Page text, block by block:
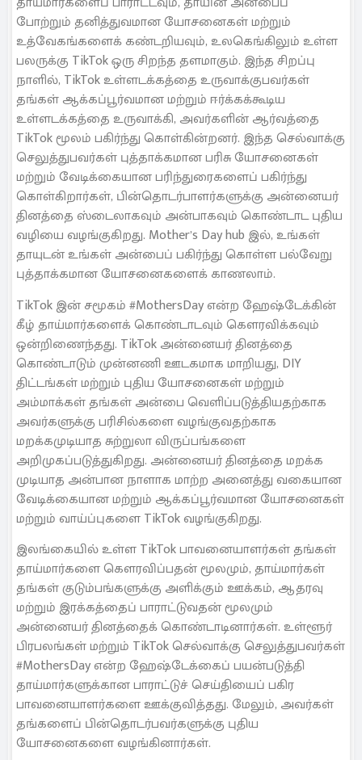
போற்றும் தனித்துவமான யோசனைகள் மற்றும்
உத்வேகங்களைக் கண்டறியவும், உலகெங்கிலும் உள்ள
பலருக்கு TikTok ஒரு சிறந்த தளமாகும். இந்த சிறப்பு
நாளில், TikTok உள்ளடக்கத்தை உருவாக்குபவர்கள்
தங்கள் ஆக்கப்பூர்வமான மற்றும் ஈர்க்கக்கூடிய
உள்ளடக்கத்தை உருவாக்கி, அவர்களின் ஆர்வத்தை
TikTok மூலம் பகிர்ந்து கொள்கின்றனர். இந்த செல்வாக்கு
செலுத்துபவர்கள் புத்தாக்கமான பரிசு யோசனைகள்
மற்றும் வேடிக்கையான பரிந்துரைகளைப் பகிர்ந்து
கொள்கிறார்கள், பின்தொடர்பாளர்களுக்கு அன்னையர்
தினத்தை ஸ்டைலாகவும் அன்பாகவும் கொண்டாட புதிய
வழியை வழங்குகிறது. Mother’s Day hub இல், உங்கள்
தாயுடன் உங்கள் அன்பைப் பகிர்ந்து கொள்ள பல்வேறு
புத்தாக்கமான யோசனைகளைக் காணலாம்.
TikTok இன் சமூகம் #MothersDay என்ற ஹேஷ்டேக்கின்
கீழ் தாய்மார்களைக் கொண்டாடவும் கௌரவிக்கவும்
ஒன்றிணைந்தது. TikTok அன்னையர் தினத்தை
கொண்டாடும் முன்னணி ஊடகமாக மாறியது, DIY
திட்டங்கள் மற்றும் புதிய யோசனைகள் மற்றும்
அம்மாக்கள் தங்கள் அன்பை வெளிப்படுத்தியதற்காக
அவர்களுக்கு பரிசில்களை வழங்குவதற்காக
மறக்கமுடியாத சுற்றுலா விருப்பங்களை
அறிமுகப்படுத்துகிறது. அன்னையர் தினத்தை மறக்க
முடியாத அன்பான நாளாக மாற்ற அனைத்து வகையான
வேடிக்கையான மற்றும் ஆக்கப்பூர்வமான யோசனைகள்
மற்றும் வாய்ப்புகளை TikTok வழங்குகிறது.
இலங்கையில் உள்ள TikTok பாவனையாளர்கள் தங்கள்
தாய்மார்களை கௌரவிப்பதன் மூலமும், தாய்மார்கள்
தங்கள் குடும்பங்களுக்கு அளிக்கும் ஊக்கம், ஆதரவு
மற்றும் இரக்கத்தைப் பாராட்டுவதன் மூலமும்
அன்னையர் தினத்தைக் கொண்டாடினார்கள். உள்ளூர்
பிரபலங்கள் மற்றும் TikTok செல்வாக்கு செலுத்துபவர்கள்
#MothersDay என்ற ஹேஷ்டேக்கைப் பயன்படுத்தி
தாய்மார்களுக்கான பாராட்டுச் செய்தியைப் பகிர
பாவனையாளர்களை ஊக்குவித்தது. மேலும், அவர்கள்
தங்களைப் பின்தொடர்பவர்களுக்கு புதிய
யோசனைகளை வழங்கினார்கள்.